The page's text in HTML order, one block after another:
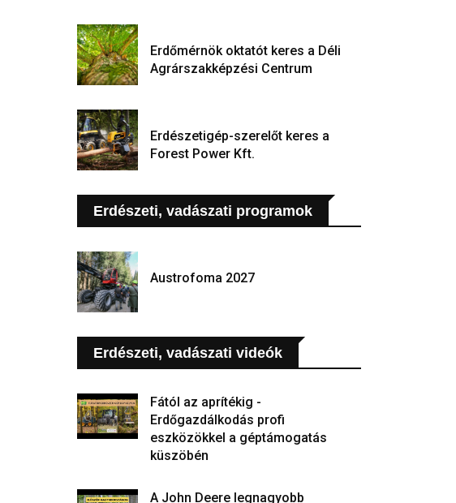
Erdőmérnök oktatót keres a Déli
Agrárszakképzési Centrum
Erdészetigép-szerelőt keres a
Forest Power Kft.
Erdészeti, vadászati programok
Austrofoma 2027
Erdészeti, vadászati videók
Fától az aprítékig -
Erdőgazdálkodás profi
eszközökkel a géptámogatás
küszöbén
A John Deere legnagyobb